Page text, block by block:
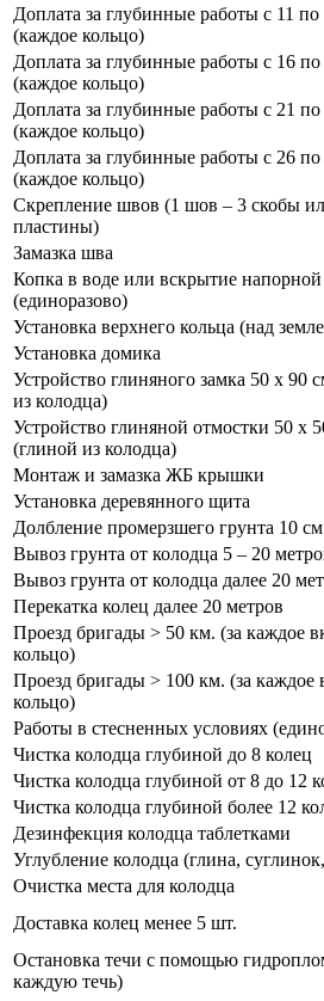
Доплата за глубинные работы с 11 по
(каждое кольцо)
Доплата за глубинные работы с 16 по
(каждое кольцо)
Доплата за глубинные работы с 21 по
(каждое кольцо)
Доплата за глубинные работы с 26 по
(каждое кольцо)
Скрепление швов (1 шов – 3 скобы
пластины)
Замазка шва
Копка в воде или вскрытие
(единоразово)
Установка верхнего кольца (над
Установка домика
Устройство глиняного замка 50 х 90
из колодца)
Устройство глиняной отмостки 50 х
(глиной из колодца)
Монтаж и замазка ЖБ крышки
Установка деревянного щита
Долбление промерзшего грунта 10
Вывоз грунта от колодца 5 – 20
Вывоз грунта от колодца далее 20
Перекатка колец далее 20 метров
Проезд бригады > 50 км. (за каждое
кольцо)
Проезд бригады > 100 км. (за каждое
кольцо)
Работы в стесненных условиях
Чистка колодца глубиной до 8 колец
Чистка колодца глубиной от 8 до 12
Чистка колодца глубиной более 12
Дезинфекция колодца таблетками
Углубление колодца (глина,
Очистка места для колодца
Доставка колец менее 5 шт.
Остановка течи с помощью
каждую течь)